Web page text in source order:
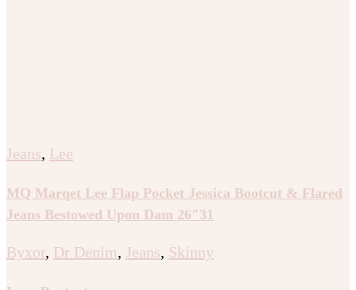
Jeans, Lee
MQ Marqet Lee Flap Pocket Jessica Bootcut & Flared
Jeans Bestowed Upon Dam 26″31
Byxor, Dr Denim, Jeans, Skinny